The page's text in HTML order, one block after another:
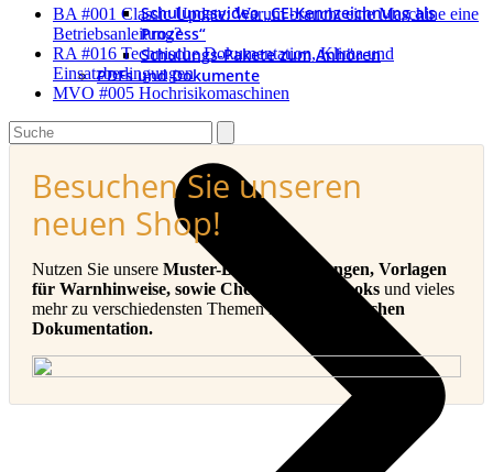
Schulungsvideo „CE-Kennzeichnung als
Prozess“
Schulungs-Pakete zum Anhören
PDFs und Dokumente
BA #001 Classic Update: Warum braucht eine Maschine eine
Betriebsanleitung?
RA #016 Technische Dokumentation, Klima und
Einsatzbedingungen
MVO #005 Hochrisikomaschinen
Search
Besuchen Sie unseren
neuen Shop!
Nutzen Sie unsere Muster-Betriebsanleitungen, Vorlagen
für Warnhinweise, sowie Checklisten, E-Books und vieles
mehr zu verschiedensten Themen in der
Technischen
Dokumentation.